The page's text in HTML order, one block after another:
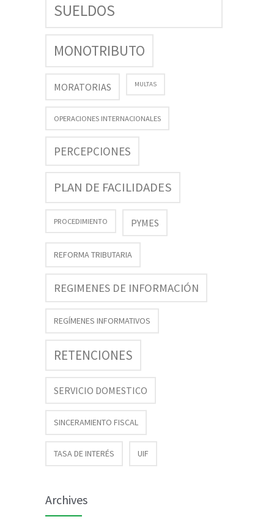
SUELDOS
MONOTRIBUTO
MORATORIAS MULTAS
OPERACIONES INTERNACIONALES
PERCEPCIONES
PLAN DE FACILIDADES
PROCEDIMIENTO PYMES
REFORMA TRIBUTARIA
REGIMENES DE INFORMACIÓN
REGÍMENES INFORMATIVOS
RETENCIONES
SERVICIO DOMESTICO
SINCERAMIENTO FISCAL
TASA DE INTERÉS UIF
Archives